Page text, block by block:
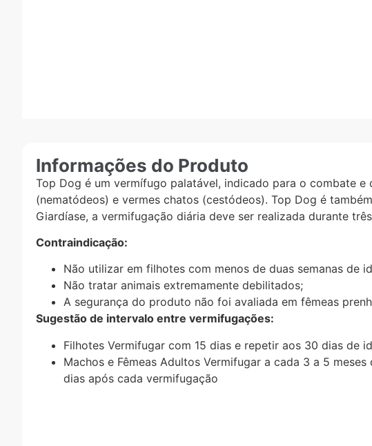
Informações do Produto
Top Dog é um vermífugo palatável, indicado para o combate
(nematódeos) e vermes chatos (cestódeos). Top Dog é
Giardíase, a vermifugação diária deve ser realizada durante
Contraindicação:
Não utilizar em filhotes com menos de duas semanas de
Não tratar animais extremamente debilitados;
A segurança do produto não foi avaliada em fêmeas
Sugestão de intervalo entre vermifugações:
Filhotes Vermifugar com 15 dias e repetir aos 30 dias de
Machos e Fêmeas Adultos Vermifugar a cada 3 a 5
dias após cada vermifugação